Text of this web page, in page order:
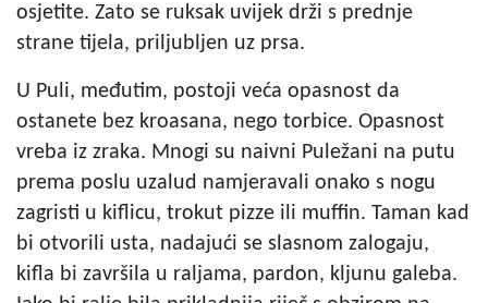
osjetite. Zato se ruksak uvijek drži s prednje
strane tijela, priljubljen uz prsa.
U Puli, međutim, postoji veća opasnost da
ostanete bez kroasana, nego torbice. Opasnost
vreba iz zraka. Mnogi su naivni Puležani na putu
prema poslu uzalud namjeravali onako s nogu
zagristi u kiflicu, trokut pizze ili muffin. Taman kad
bi otvorili usta, nadajući se slasnom zalogaju,
kifla bi završila u raljama, pardon, kljunu galeba.